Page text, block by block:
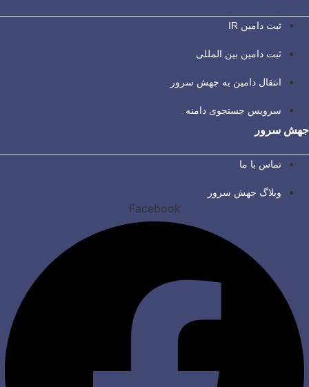
ثبت دامین IR
ثبت دامین بین المللی
انتقال دامین به جهش سرور
سرویس جستجوی دامنه
جهش سرور
تماس با ما
وبلاگ جهش سرور
Facebook